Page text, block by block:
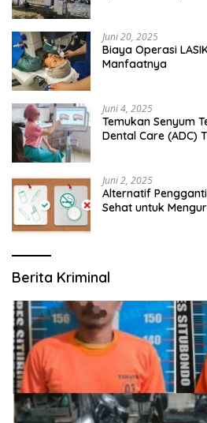
Juni 20, 2025
Biaya Operasi
Manfaatnya
Juni 4, 2025
Temukan Senyum
Dental Care (ADC)
Juni 2, 2025
Alternatif
Sehat untuk
Berita Kriminal